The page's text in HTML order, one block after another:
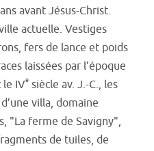
avant Jésus-Christ.
actuelle. Vestiges
fers de lance et poids
laissées par l’époque
le IVe siècle av. J.-C., les
villa, domaine
"La ferme de Savigny",
de tuiles, de